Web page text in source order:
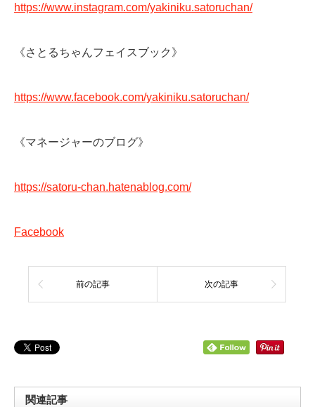
https://www.instagram.com/yakiniku.satoruchan/
《さとるちゃんフェイスブック》
https://www.facebook.com/yakiniku.satoruchan/
《マネージャーのブログ》
https://satoru-chan.hatenablog.com/
Facebook
前の記事 次の記事
関連記事